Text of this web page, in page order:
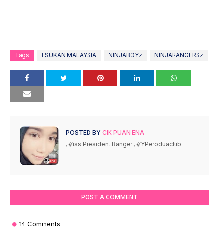
Tags ESUKAN MALAYSIA NINJABOYz NINJARANGERSz
POSTED BY CIK PUAN ENA
ℳiss President Ranger ℳYPeroduaclub
POST A COMMENT
14 Comments